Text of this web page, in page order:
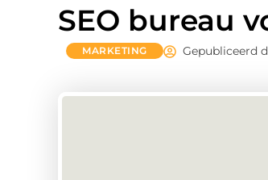
SEO bureau
MARKETING Gepubliceerd